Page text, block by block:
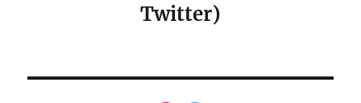
Twitter)